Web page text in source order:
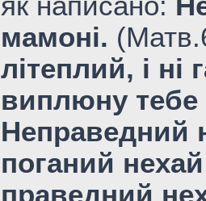
мамоні.
літеплий, і ні
виплюну тебе
Неправедний
поганий
праведний